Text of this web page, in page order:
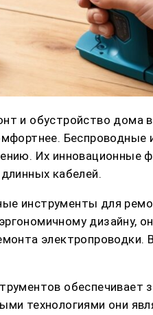
и обустройство дома
Их инновационные
кабелей.
инструменты для
дизайну,
электропроводки.
технологиями они